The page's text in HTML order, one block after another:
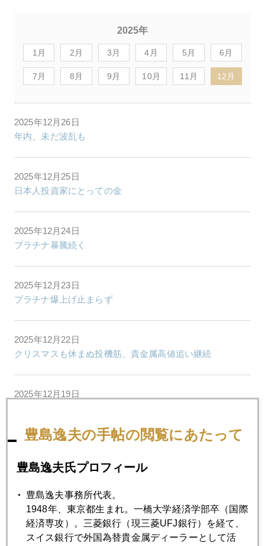
2025年
1月 2月 3月 4月 5月 6月
7月 8月 9月 10月 11月 12月
2025年12月26日
年内、未だ波乱も
2025年12月25日
日本人投資家にとっての金
2025年12月24日
プラチナ暴騰続く
2025年12月23日
プラチナ爆上げ止まらず
2025年12月22日
クリスマスも休まぬ投機筋、貴金属高値追い継続
2025年12月19日
貴金属サンタクロース・ラリー
2025年12月17日
雇用統計で金は底堅く、白金は続騰
豊島逸夫の手帖の閲覧にあたって
豊島逸夫氏プロフィール
豊島逸夫事務所代表。
1948年、東京都生まれ。一橋大学経済学部卒（国際
経済専攻）。三菱銀行（現三菱UFJ銀行）を経て、
スイス銀行で外国為替貴金属ディーラーとして活